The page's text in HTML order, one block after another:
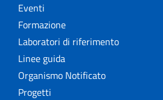
Eventi
Formazione
Laboratori di riferimento
Linee guida
Organismo Notificato
Progetti